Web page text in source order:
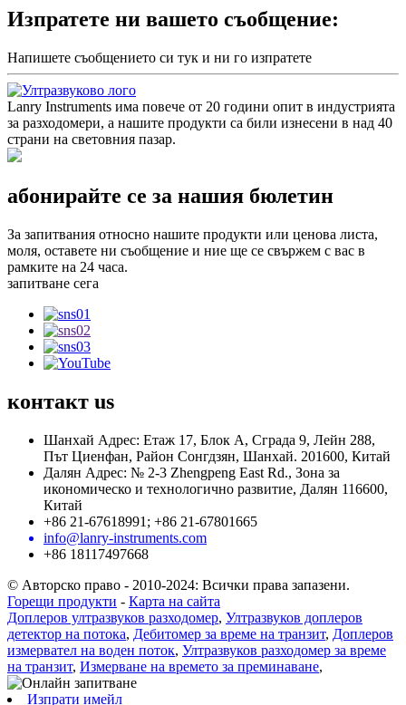
Изпратете ни вашето съобщение:
Напишете съобщението си тук и ни го изпратете
Lanry Instruments има повече от 20 години опит в индустрията
за разходомери, а нашите продукти са били изнесени в над 40
страни на световния пазар.
абонирайте се за нашия бюлетин
За запитвания относно нашите продукти или ценова листа,
моля, оставете ни съобщение и ние ще се свържем с вас в
рамките на 24 часа.
запитване сега
контакт us
Шанхай Адрес: Етаж 17, Блок А, Сграда 9, Лейн 288,
Път Циенфан, Район Сонгдзян, Шанхай. 201600, Китай
Далян Адрес: № 2-3 Zhengpeng East Rd., Зона за
икономическо и технологично развитие, Далян 116600,
Китай
+86 21-67618991; +86 21-67801665
info@lanry-instruments.com
+86 18117497668
© Авторско право - 2010-2024: Всички права запазени.
Горещи продукти - Карта на сайта
Доплеров ултразвуков разходомер, Ултразвуков доплеров
детектор на потока, Дебитомер за време на транзит, Доплеров
измервател на воден поток, Ултразвуков разходомер за време
на транзит, Измерване на времето за преминаване,
Изпрати имейл